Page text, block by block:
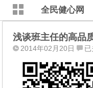
全民健心网
浅谈班主任的高品
2014年02月20日
浅
班
主